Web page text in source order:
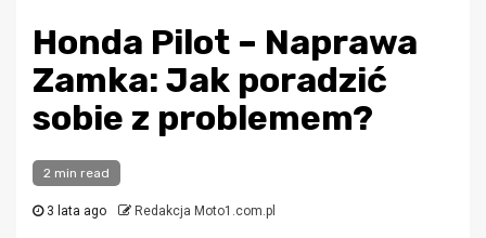
Honda Pilot – Naprawa
Zamka: Jak poradzić
sobie z problemem?
2 min read
3 lata ago Redakcja Moto1.com.pl